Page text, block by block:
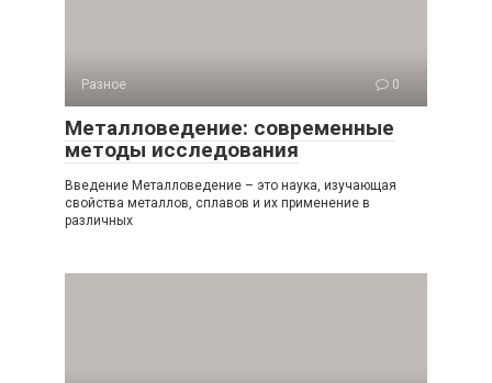
Разное 0
Металловедение: современные
методы исследования
Введение Металловедение – это наука, изучающая
свойства металлов, сплавов и их применение в
различных